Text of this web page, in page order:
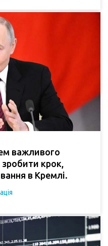
важливого
крок,
в Кремлі.